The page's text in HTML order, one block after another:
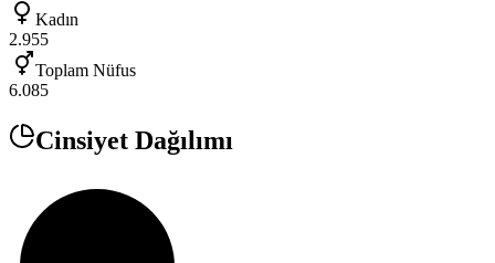
Kadın
2.955
Toplam Nüfus
6.085
Cinsiyet Dağılımı